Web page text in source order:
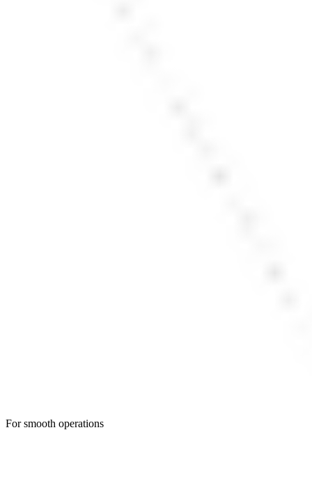
For smooth operations